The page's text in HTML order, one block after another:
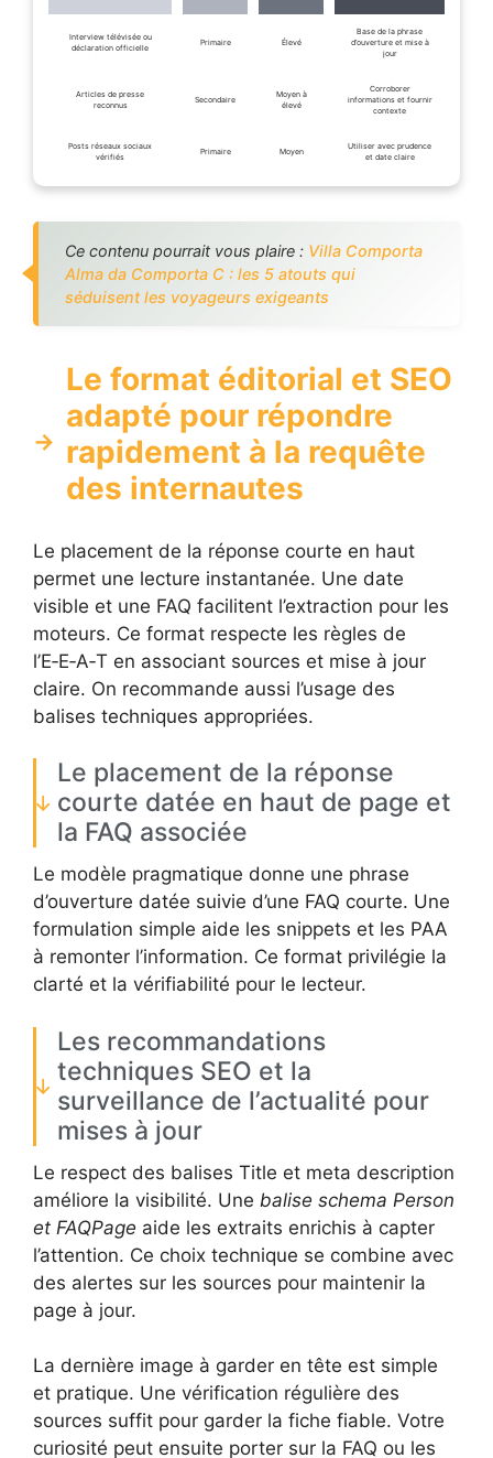
Interview télévisée ou
déclaration officielle
Primaire Élevé
Base de la phrase
d’ouverture et mise à
jour
Articles de presse
reconnus
Secondaire
Moyen à
élevé
Corroborer
informations et fournir
contexte
Posts réseaux sociaux
vérifiés
Primaire Moyen
Utiliser avec prudence
et date claire
Ce contenu pourrait vous plaire : Villa Comporta
Alma da Comporta C : les 5 atouts qui
séduisent les voyageurs exigeants
Le format éditorial et SEO
adapté pour répondre
rapidement à la requête
des internautes
Le placement de la réponse courte en haut
permet une lecture instantanée. Une date
visible et une FAQ facilitent l’extraction pour les
moteurs. Ce format respecte les règles de
l’E‑E‑A‑T en associant sources et mise à jour
claire. On recommande aussi l’usage des
balises techniques appropriées.
Le placement de la réponse
courte datée en haut de page et
la FAQ associée
Le modèle pragmatique donne une phrase
d’ouverture datée suivie d’une FAQ courte. Une
formulation simple aide les snippets et les PAA
à remonter l’information. Ce format privilégie la
clarté et la vérifiabilité pour le lecteur.
Les recommandations
techniques SEO et la
surveillance de l’actualité pour
mises à jour
Le respect des balises Title et meta description
améliore la visibilité. Une balise schema Person
et FAQPage aide les extraits enrichis à capter
l’attention. Ce choix technique se combine avec
des alertes sur les sources pour maintenir la
page à jour.
La dernière image à garder en tête est simple
et pratique. Une vérification régulière des
sources suffit pour garder la fiche fiable. Votre
curiosité peut ensuite porter sur la FAQ ou les